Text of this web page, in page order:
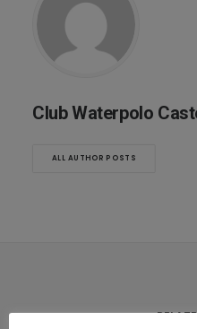
Club Waterpolo
ALL AUTHOR POSTS